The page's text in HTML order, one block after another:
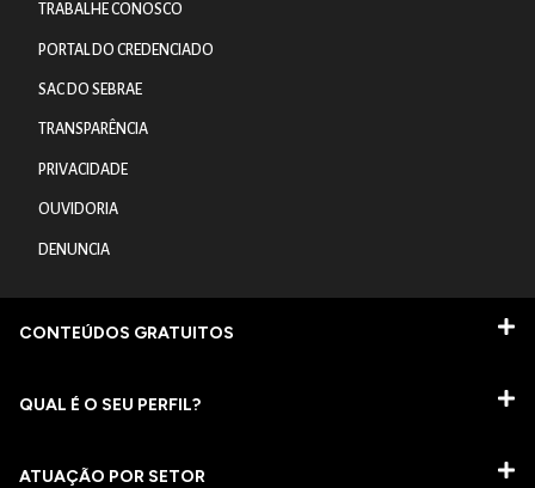
TRABALHE CONOSCO
PORTAL DO CREDENCIADO
SAC DO SEBRAE
TRANSPARÊNCIA
PRIVACIDADE
OUVIDORIA
DENUNCIA
CONTEÚDOS GRATUITOS
QUAL É O SEU PERFIL?
ATUAÇÃO POR SETOR